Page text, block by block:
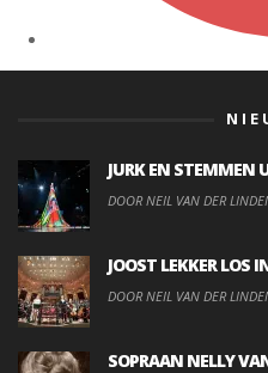
JURK EN STEMMEN
DOOR NEIL VAN DER
JOOST LEKKER LOS
DOOR NEIL VAN DER
SOPRAAN NELLY